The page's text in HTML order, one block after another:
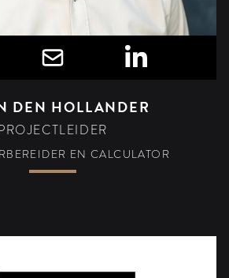
DEN HOLLANDER
EN CALCULATOR